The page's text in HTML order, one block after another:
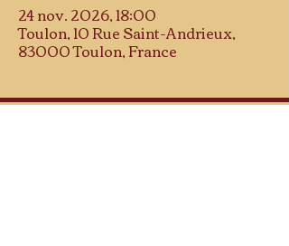
24 nov. 2026, 18:00
Toulon, 10 Rue Saint-Andrieux,
83000 Toulon, France